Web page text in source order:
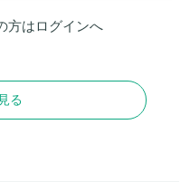
方はログインへ
る